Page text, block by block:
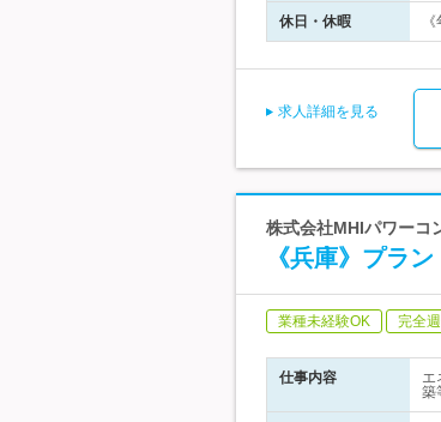
休日・休暇
求人詳細を見る
株式会社MHIパワーコ
《兵庫》プラ
業種未経験OK 完全
仕事内容
エ
築